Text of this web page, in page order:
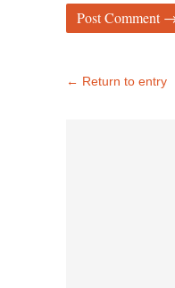
← Return to entry